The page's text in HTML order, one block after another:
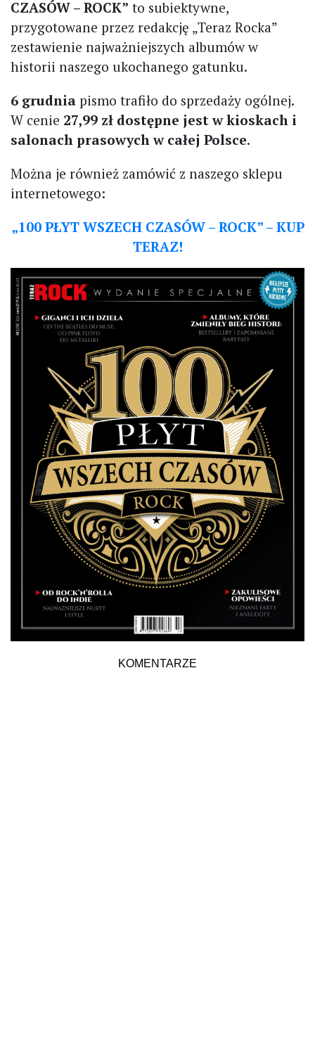
CZASÓW – ROCK” to subiektywne,
przygotowane przez redakcję „Teraz Rocka”
zestawienie najważniejszych albumów w
historii naszego ukochanego gatunku.
6 grudnia pismo trafiło do sprzedaży ogólnej.
W cenie 27,99 zł dostępne jest w kioskach i
salonach prasowych w całej Polsce.
Można je również zamówić z naszego sklepu
internetowego:
„100 PŁYT WSZECH CZASÓW – ROCK” – KUP
TERAZ!
KOMENTARZE